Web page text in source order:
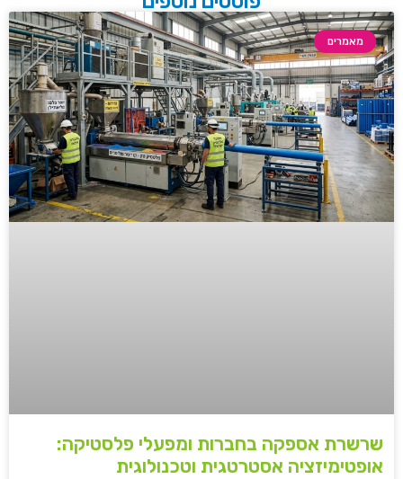
מאמרים
שרשרת אספקה בחברות ומפעלי פלסטיקה:
אופטימיזציה אסטרטגית וטכנולוגית